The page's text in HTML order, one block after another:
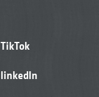
TikTok
linkedIn